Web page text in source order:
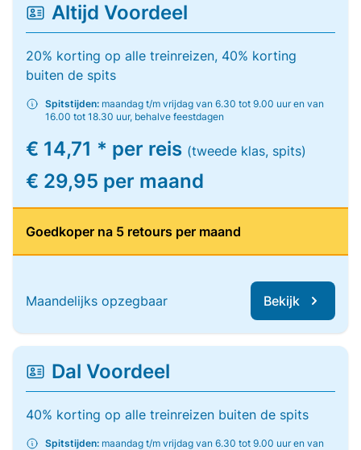
Altijd Voordeel
20% korting op alle treinreizen, 40% korting
buiten de spits
Spitstijden: maandag t/m vrijdag van 6.30 tot 9.00 uur en van
16.00 tot 18.30 uur, behalve feestdagen
€ 14,71 * per reis (tweede klas, spits)
€ 29,95 per maand
Goedkoper na 5 retours per maand
Maandelijks opzegbaar Bekijk
Dal Voordeel
40% korting op alle treinreizen buiten de spits
Spitstijden: maandag t/m vrijdag van 6.30 tot 9.00 uur en van